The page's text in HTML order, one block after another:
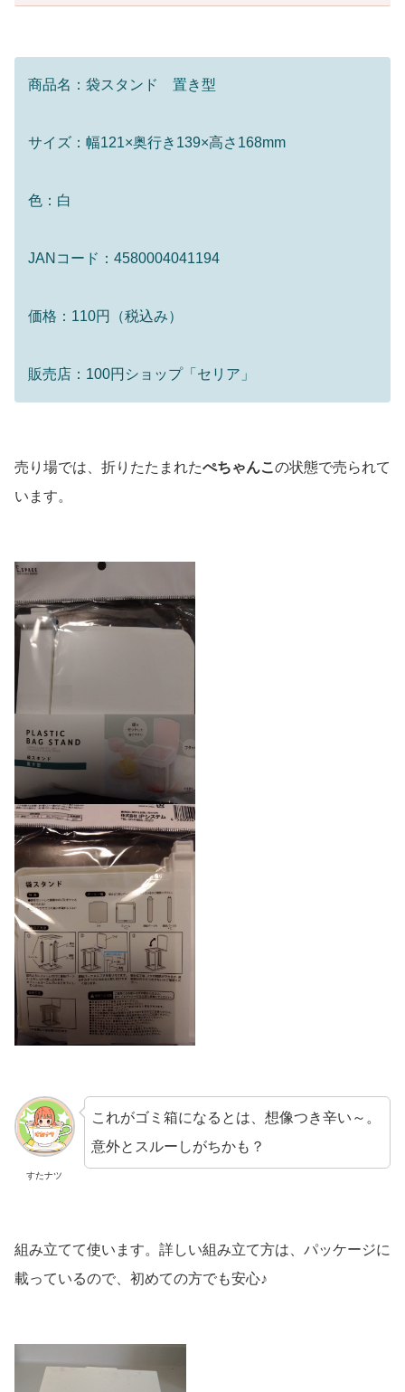
商品名：袋スタンド 置き型
サイズ：幅121×奥行き139×高さ168mm
色：白
JANコード：4580004041194
価格：110円（税込み）
販売店：100円ショップ「セリア」
売り場では、折りたたまれたぺちゃんこ の状態で売られて
います。
すたナツ
これがゴミ箱になるとは、想像つき辛い～。
意外とスルーしがちかも？
組み立てて使います。詳しい組み立て方は、パッケージに
載っているので、初めての方でも安心♪